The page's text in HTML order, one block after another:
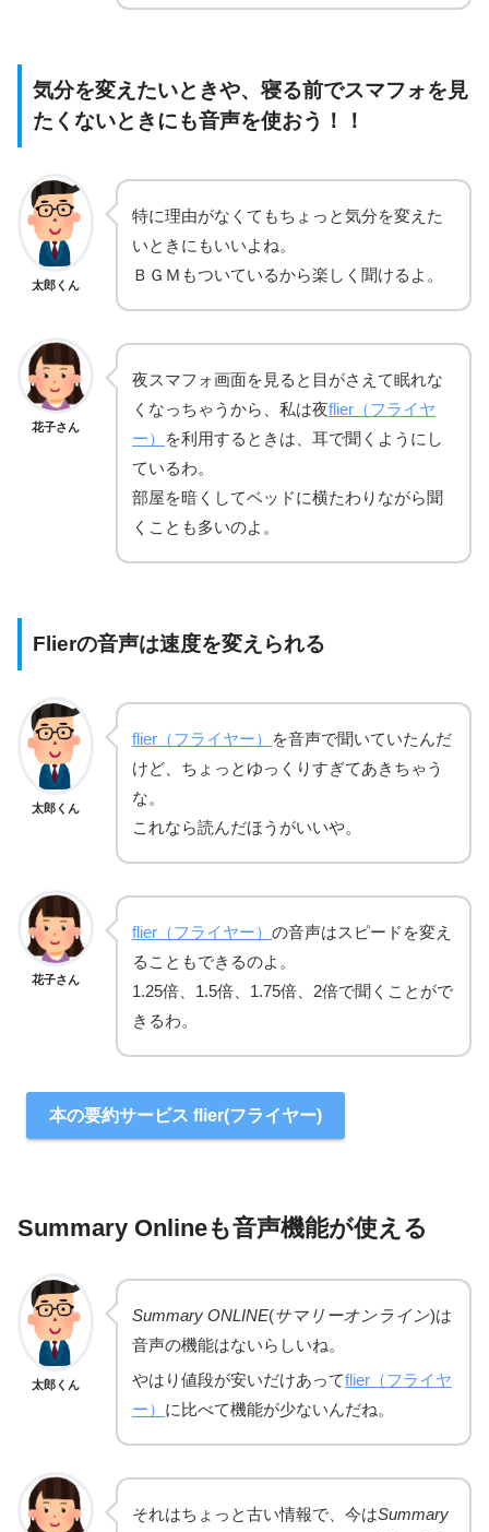
気分を変えたいときや、寝る前でスマフォを見
たくないときにも音声を使おう！！
太郎くん
特に理由がなくてもちょっと気分を変えた
いときにもいいよね。
ＢＧＭもついているから楽しく聞けるよ。
花子さん
夜スマフォ画面を見ると目がさえて眠れな
くなっちゃうから、私は夜flier（フライヤ
ー）
を利用するときは、耳で聞くようにし
ているわ。
部屋を暗くしてベッドに横たわりながら聞
くことも多いのよ。
Flierの音声は速度を変えられる
太郎くん
flier（フライヤー）
を音声で聞いていたんだ
けど、ちょっとゆっくりすぎてあきちゃう
な。
これなら読んだほうがいいや。
花子さん
flier（フライヤー） の音声はスピードを変え
ることもできるのよ。
1.25倍、1.5倍、1.75倍、2倍で聞くことがで
きるわ。
本の要約サービス flier(フライヤー)
Summary Onlineも音声機能が使える
太郎くん
Summary ONLINE(サマリーオンライン)は
音声の機能はないらしいね。
やはり値段が安いだけあってflier（フライヤ
ー） に比べて機能が少ないんだね。
それはちょっと古い情報で、今はSummary